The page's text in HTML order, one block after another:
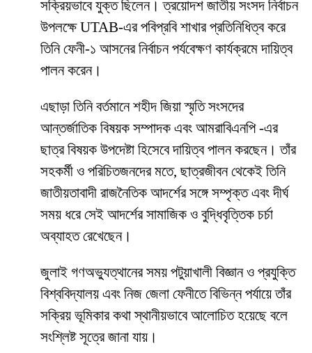
সক্রিয়ভাবে যুক্ত ছিলেন। ত্রয়োদশ জাতীয় সংসদ নির্বাচন
উপলক্ষে UTAB-এর পবিপ্রবি শাখার প্রতিনিধিত্ব করে
তিনি ফেনী-১ আসনের নির্বাচন পর্যবেক্ষণ কার্যক্রমে দায়িত্ব
পালন করেন।
এছাড়া তিনি বর্তমানে শহীদ জিয়া স্মৃতি সংসদের
আন্তর্জাতিক বিষয়ক সম্পাদক এবং আমরাবিএনপি -এর
ছাত্র বিষয়ক উপদেষ্টা হিসেবে দায়িত্ব পালন করছেন। তাঁর
সহকর্মী ও পরিচিতজনদের মতে, ছাত্রজীবন থেকেই তিনি
জাতীয়তাবাদী রাজনৈতিক আদর্শের সঙ্গে সম্পৃক্ত এবং দীর্ঘ
সময় ধরে সেই আদর্শের সামাজিক ও বুদ্ধিবৃত্তিক চর্চা
অব্যাহত রেখেছেন।
জুলাই গণঅভ্যুত্থানের সময় পটুয়াখালী বিজ্ঞান ও প্রযুক্তি
বিশ্ববিদ্যালয় এবং নিজ জেলা ফেনীতে বিভিন্ন পর্যায়ে তাঁর
সক্রিয় ভূমিকার কথা স্থানীয়ভাবে আলোচিত হয়েছে বলে
সংশ্লিষ্ট সূত্রে জানা যায়।